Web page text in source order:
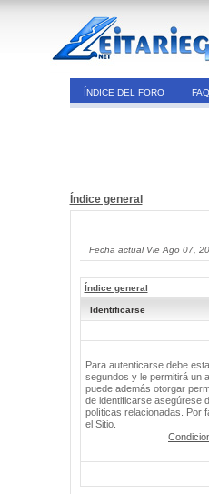
ÍNDICE DEL FORO FAQ
Índice general
Fecha actual Vie Ago 07,
Índice general
Identificarse
Para autenticarse debe
segundos y le permitirá un
puede además otorgar
de identificarse asegúrese
políticas relacionadas. Por
el Sitio.